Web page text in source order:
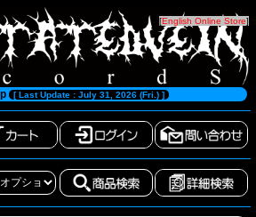
[English Online Store]
[ Last Update : July 31, 2026 (Fri.) ]